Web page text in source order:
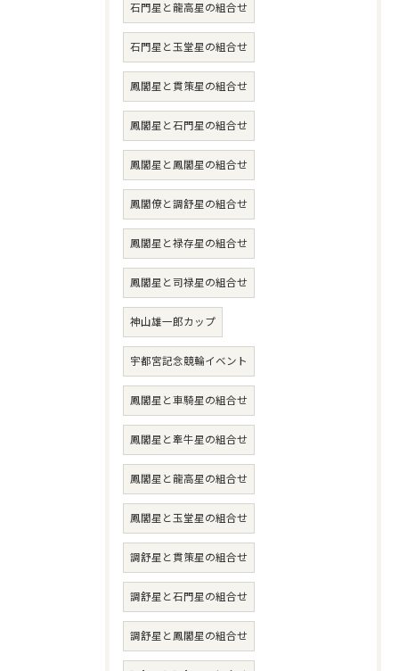
石門星と龍高星の組合せ
石門星と玉堂星の組合せ
鳳閣星と貫策星の組合せ
鳳閣星と石門星の組合せ
鳳閣星と鳳閣星の組合せ
鳳閣僚と調舒星の組合せ
鳳閣星と禄存星の組合せ
鳳閣星と司禄星の組合せ
神山雄一郎カップ
宇都宮記念競輪イベント
鳳閣星と車騎星の組合せ
鳳閣星と牽牛星の組合せ
鳳閣星と龍高星の組合せ
鳳閣星と玉堂星の組合せ
調舒星と貫策星の組合せ
調舒星と石門星の組合せ
調舒星と鳳閣星の組合せ